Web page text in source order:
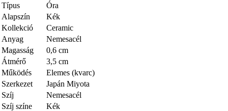
Típus
Óra
Alapszín
Kék
Kollekció
Ceramic
Anyag
Nemesacél
Magasság
0,6 cm
Átmérő
3,5 cm
Működés
Elemes (kvarc)
Szerkezet
Japán Miyota
Szíj
Nemesacél
Szíj színe
Kék